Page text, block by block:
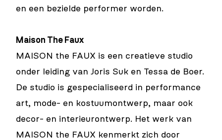
en een bezielde performer worden.
Maison The Faux
MAISON the FAUX is een creatieve studio
onder leiding van Joris Suk en Tessa de Boer.
De studio is gespecialiseerd in performance
art, mode- en kostuumontwerp, maar ook
decor- en interieurontwerp. Het werk van
MAISON the FAUX kenmerkt zich door